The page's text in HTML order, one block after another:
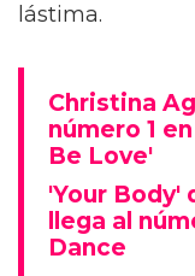
lástima.
Christina
número 1
Be Love'
'Your Body'
llega al
Dance